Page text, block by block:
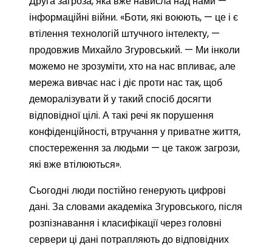
інформаційні війни. «Боти, які воюють, — це і є
втілення технологій штучного інтелекту, —
продовжив Михайло Згуровський. — Ми інколи
можемо не зрозуміти, хто на нас впливає, але
мережа вивчає нас і діє проти нас так, щоб
деморалізувати й у такий спосіб досягти
відповідної цілі. А такі речі як порушення
конфіденційності, втручання у приватне життя,
спостереження за людьми — це також загрози,
які вже втілюються».
Сьогодні люди постійно генерують цифрові
дані. За словами академіка Згуровського, після
розпізнавання і класифікації через головні
сервери ці дані потрапляють до відповідних